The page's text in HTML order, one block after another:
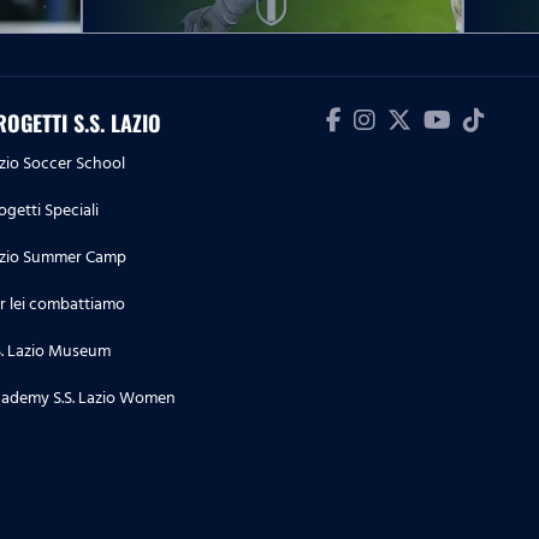
10.05.26
Serie A Women Athora | Lazio
Women-Ternana, le parole post
partita
S.S. LAZIO
Soccer School
Speciali
Summer Camp
lei combattiamo
Lazio Museum
S.S. Lazio Women